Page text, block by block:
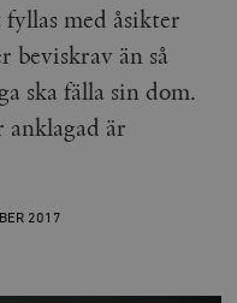
med åsikter
beviskrav än så
ska fälla sin dom.
är
2017